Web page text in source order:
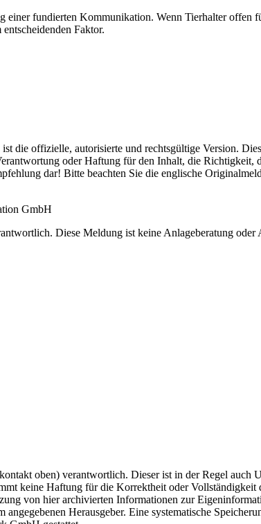
einer fundierten Kommunikation. Wenn Tierhalter
Faktor.
offizielle, autorisierte und rechtsgültige Version.
oder Haftung für den Inhalt, die Richtigkeit,
dar! Bitte beachten Sie die englische
GmbH
Diese Meldung ist keine Anlageberatung
oben) verantwortlich. Dieser ist in der Regel auch
keine Haftung für die Korrektheit oder Vollständigkeit
von hier archivierten Informationen zur
Herausgeber. Eine systematische